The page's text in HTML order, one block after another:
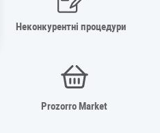
Неконкурентні процедури
Prozorro Market